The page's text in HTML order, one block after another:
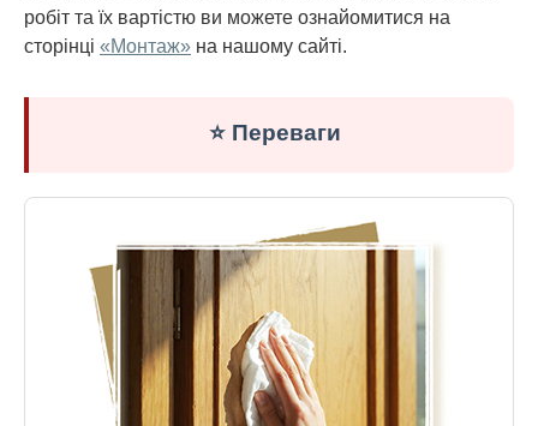
робіт та їх вартістю ви можете ознайомитися на
сторінці «Монтаж» на нашому сайті.
⭐ Переваги